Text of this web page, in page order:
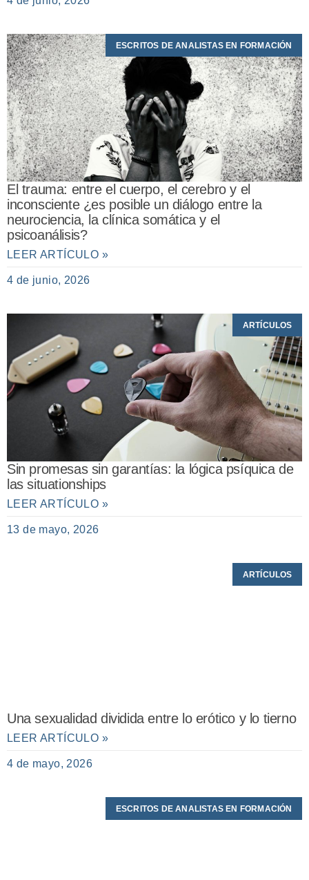
ESCRITOS DE ANALISTAS EN FORMACIÓN
El trauma: entre el cuerpo, el cerebro y el
inconsciente ¿es posible un diálogo entre la
neurociencia, la clínica somática y el
psicoanálisis?
LEER ARTÍCULO »
4 de junio, 2026
ARTÍCULOS
Sin promesas sin garantías: la lógica psíquica de
las situationships
LEER ARTÍCULO »
13 de mayo, 2026
ARTÍCULOS
Una sexualidad dividida entre lo erótico y lo tierno
LEER ARTÍCULO »
4 de mayo, 2026
ESCRITOS DE ANALISTAS EN FORMACIÓN